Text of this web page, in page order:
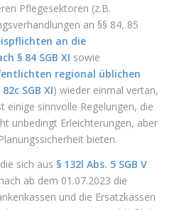
Pflegesektoren (z.B.
an §§ 84, 85
an die
§ 84 SGB XI sowie
regional üblichen
SGB XI) wieder einmal vertan,
einige sinnvolle Regelungen, die
unbedingt Erleichterungen, aber
bieten.
sich aus § 132l Abs. 5 SGB V
ab dem 01.07.2023 die
und die Ersatzkassen